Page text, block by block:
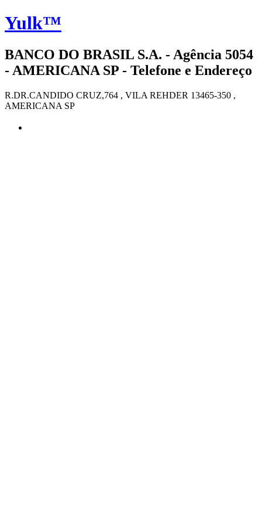
Yulk™
BANCO DO BRASIL S.A. - Agência 5054
- AMERICANA SP - Telefone e Endereço
R.DR.CANDIDO CRUZ,764 , VILA REHDER 13465-350 ,
AMERICANA SP